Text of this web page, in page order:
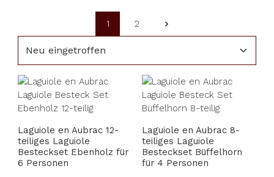
Seite
1
Seite
2
Laguiole en Aubrac 12-
teiliges Laguiole
Besteckset Ebenholz für
6 Personen
Laguiole en Aubrac 8-
teiliges Laguiole
Besteckset Büffelhorn
für 4 Personen